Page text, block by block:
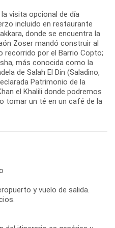
visita opcional de día
incluido en restaurante
donde se encuentra la
Zoser mandó construir al
recorrido por el Barrio Copto;
más conocida como la
de Salah El Din (Saladino,
Patrimonio de la
el Khalili donde podremos
tomar un té en un café de la
y vuelo de salida.